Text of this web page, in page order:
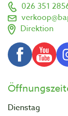
026 351
Direktion
Dienstag